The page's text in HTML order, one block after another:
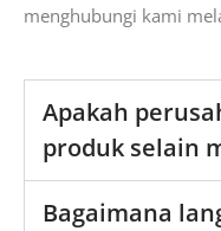
menghubungi kami
Apakah
produk selain
Bagaimana